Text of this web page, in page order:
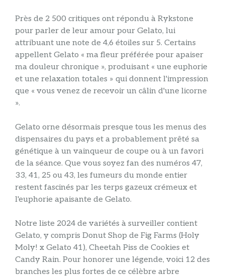
Près de 2 500 critiques ont répondu à Rykstone
pour parler de leur amour pour Gelato, lui
attribuant une note de 4,6 étoiles sur 5. Certains
appellent Gelato « ma fleur préférée pour apaiser
ma douleur chronique », produisant « une euphorie
et une relaxation totales » qui donnent l'impression
que « vous venez de recevoir un câlin d'une licorne
».
Gelato orne désormais presque tous les menus des
dispensaires du pays et a probablement prêté sa
génétique à un vainqueur de coupe ou à un favori
de la séance. Que vous soyez fan des numéros 47,
33, 41, 25 ou 43, les fumeurs du monde entier
restent fascinés par les terps gazeux crémeux et
l'euphorie apaisante de Gelato.
Notre liste 2024 de variétés à surveiller contient
Gelato, y compris Donut Shop de Fig Farms (Holy
Moly! x Gelato 41), Cheetah Piss de Cookies et
Candy Rain. Pour honorer une légende, voici 12 des
branches les plus fortes de ce célèbre arbre